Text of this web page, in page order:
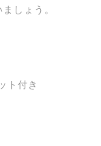
しょう。
ト付き